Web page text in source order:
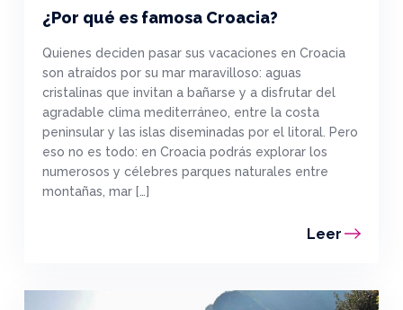
¿Por qué es famosa Croacia?
Quienes deciden pasar sus vacaciones en Croacia
son atraídos por su mar maravilloso: aguas
cristalinas que invitan a bañarse y a disfrutar del
agradable clima mediterráneo, entre la costa
peninsular y las islas diseminadas por el litoral. Pero
eso no es todo: en Croacia podrás explorar los
numerosos y célebres parques naturales entre
montañas, mar […]
Leer